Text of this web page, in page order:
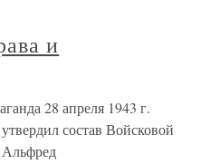
и
28 апреля 1943 г.
состав Войсковой